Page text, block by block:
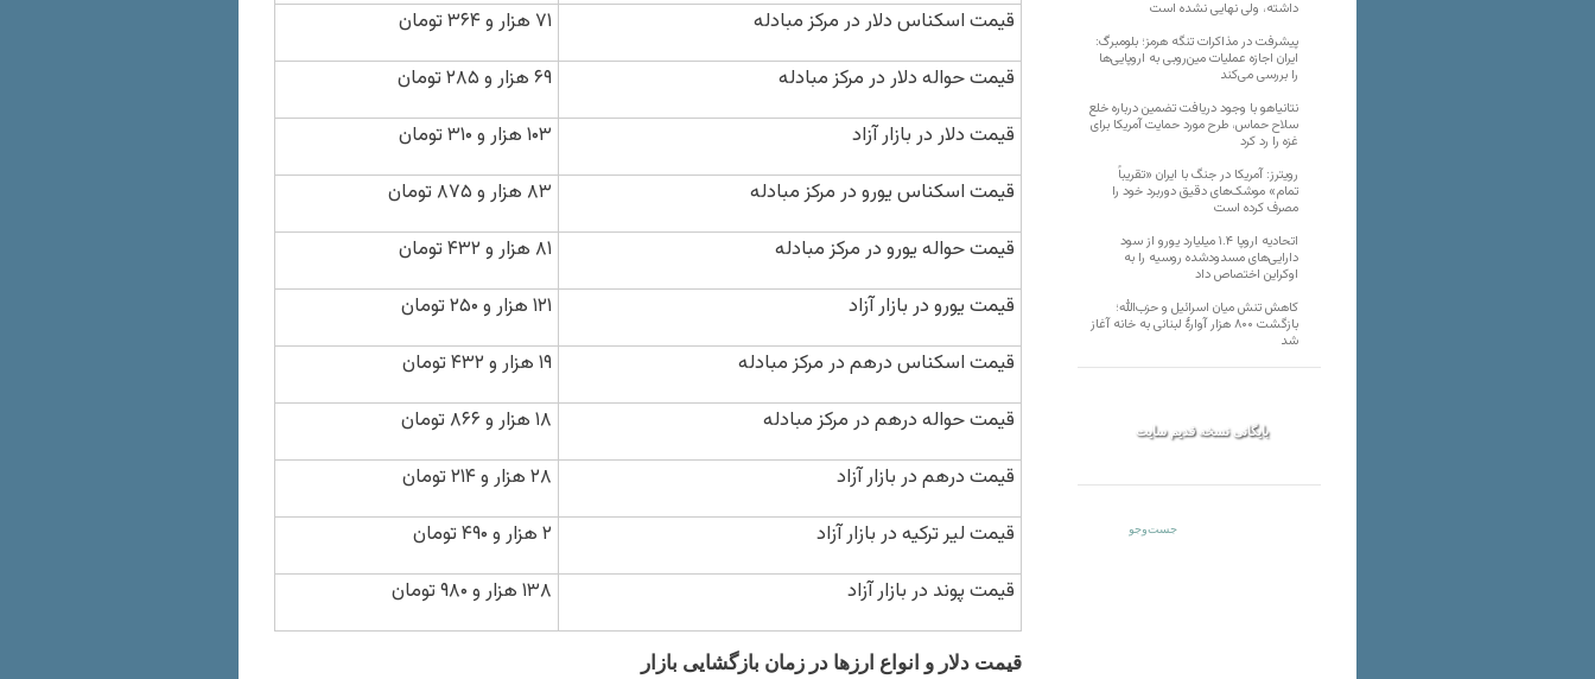
قیمت اسکناس دلار در مرکز مبادله
۷۱ هزار و ۳۶۴ تومان
قیمت حواله دلار در مرکز مبادله
۶۹ هزار و ۲۸۵ تومان
قیمت دلار در بازار آزاد
۱۰۳ هزار و ۳۱۰ تومان
قیمت اسکناس یورو در مرکز مبادله
۸۳ هزار و ۸۷۵ تومان
قیمت حواله یورو در مرکز مبادله
۸۱ هزار و ۴۳۲ تومان
قیمت یورو در بازار آزاد
۱۲۱ هزار و ۲۵۰ تومان
قیمت اسکناس درهم در مرکز مبادله
۱۹ هزار و ۴۳۲ تومان
قیمت حواله درهم در مرکز مبادله
۱۸ هزار و ۸۶۶ تومان
قیمت درهم در بازار آزاد
۲۸ هزار و ۲۱۴ تومان
قیمت لیر ترکیه در بازار آزاد
۲ هزار و ۴۹۰ تومان
قیمت پوند در بازار آزاد
۱۳۸ هزار و ۹۸۰ تومان
قیمت دلار و انواع ارزها در زمان بازگشایی بازار
داشته، ولی نهایی نشده است
پیشرفت در مذاکرات تنگه هرمز؛ بلومبرگ:
ایران اجازه عملیات مین‌روبی به اروپایی‌ها
را بررسی می‌کند
نتانیاهو با وجود دریافت تضمین درباره خلع
سلاح حماس، طرح مورد حمایت آمریکا برای
غزه را رد کرد
رویترز: آمریکا در جنگ با ایران «تقریباً
تمام» موشک‌های دقیق دوربرد خود را
مصرف کرده است
اتحادیه اروپا ۱.۴ میلیارد یورو از سود
دارایی‌های مسدودشده روسیه را به
اوکراین ‏اختصاص داد
کاهش تنش میان اسرائیل و حزب‌الله؛
بازگشت ۸۰۰ هزار آوارۀ لبنانی به خانه‌ آغاز
شد
بایگانی نسخه قدیم سایت